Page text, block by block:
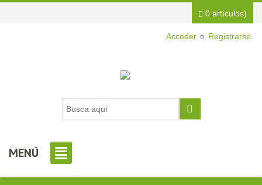
Acceder o Registrarse
0 artículos)
MENÚ